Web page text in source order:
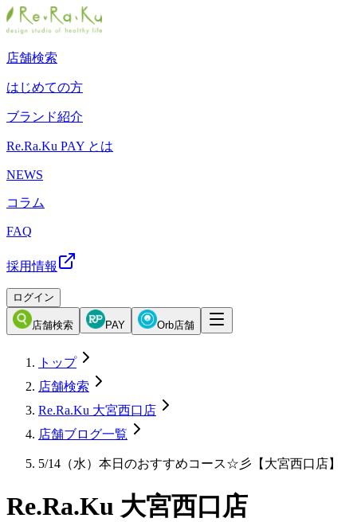
店舗検索
はじめての方
ブランド紹介
Re.Ra.Ku PAY とは
NEWS
コラム
FAQ
採用情報
ログイン
店舗検索 PAY Orb店舗
トップ
店舗検索
Re.Ra.Ku 大宮西口店
店舗ブログ一覧
5/14（水）本日のおすすめコース☆彡【大宮西口店】
Re.Ra.Ku 大宮西口店